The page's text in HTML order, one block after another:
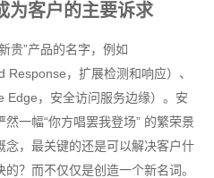
为客户的主要诉求
贵”产品的名字，例如
，扩展检测和响应）、
Edge，安全访问服务边缘）。安
一幅“你方唱罢我登场” 的繁荣景
念，最关键的还是可以解决客户什
？而不仅仅是创造一个新名词。